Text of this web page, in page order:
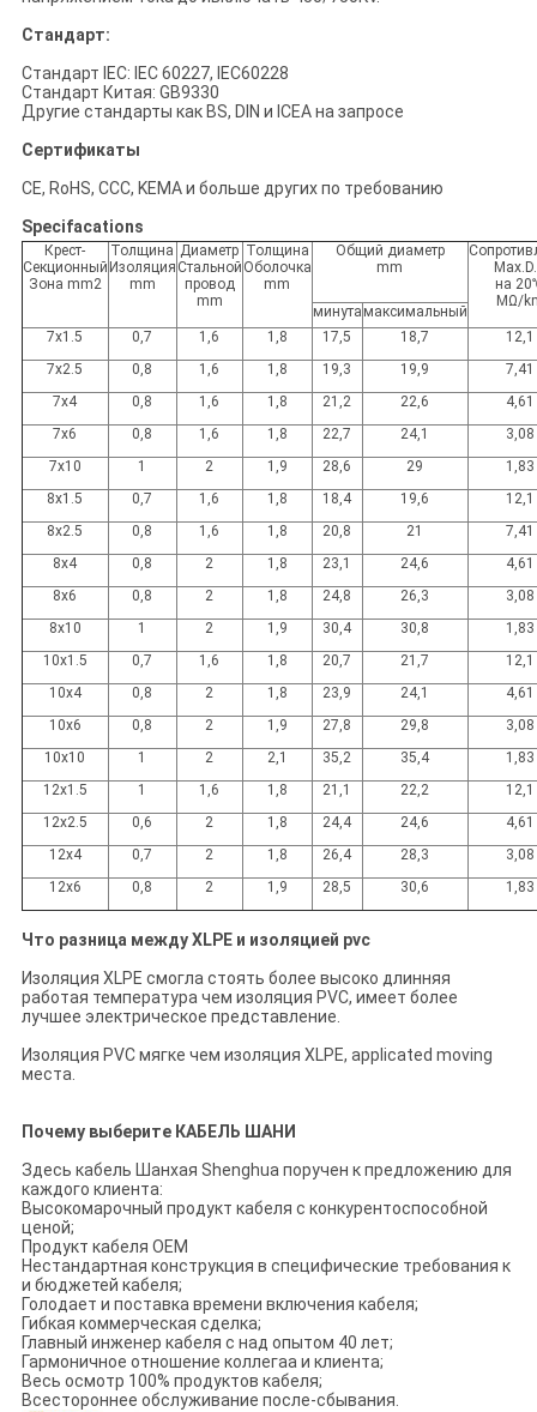
Стандарт:
Стандарт IEC: IEC 60227, IEC60228
Стандарт Китая: GB9330
Другие стандарты как BS, DIN и ICEA на запросе
Сертификаты
CE, RoHS, CCC, KEMA и больше других по требованию
Specifacations
Крест-
Секционный
Зона mm2
Толщина
Изоляция
mm
Диаметр
Стальной
провод
mm
Толщина
Оболочка
mm
Общий диаметр
mm
на
MΩ/
минута максимальный
7x1.5
0,7 1,6 1,8 17,5 18,7
12,1
7x2.5
0,8 1,6 1,8 19,3 19,9
7,41
7x4
0,8 1,6 1,8 21,2 22,6
4,61
7x6
0,8 1,6 1,8 22,7 24,1
3,08
7x10
1 2 1,9 28,6 29
1,83
8x1.5
0,7 1,6 1,8 18,4 19,6
12,1
8x2.5
0,8 1,6 1,8 20,8 21
7,41
8x4
0,8 2 1,8 23,1 24,6
4,61
8x6
0,8 2 1,8 24,8 26,3
3,08
8x10
1 2 1,9 30,4 30,8
1,83
10x1.5
0,7 1,6 1,8 20,7 21,7
12,1
10x4
0,8 2 1,8 23,9 24,1
4,61
10x6
0,8 2 1,9 27,8 29,8
3,08
10x10
1 2 2,1 35,2 35,4
1,83
12x1.5
1 1,6 1,8 21,1 22,2
12,1
12x2.5
0,6 2 1,8 24,4 24,6
4,61
12x4
0,7 2 1,8 26,4 28,3
3,08
12x6
0,8 2 1,9 28,5 30,6 1,83
Что разница между XLPE и изоляцией pvc
Изоляция XLPE смогла стоять более высоко длинняя
работая температура чем изоляция PVC, имеет более
лучшее электрическое представление.
Изоляция PVC мягке чем изоляция XLPE, applicated moving
места.
Почему выберите КАБЕЛЬ ШАНИ
Здесь кабель Шанхая Shenghua поручен к предложению для
каждого клиента:
Высокомарочный продукт кабеля с конкурентоспособной
ценой;
Продукт кабеля OEM
Нестандартная конструкция в специфические требования к
и бюджетей кабеля;
Голодает и поставка времени включения кабеля;
Гибкая коммерческая сделка;
Главный инженер кабеля с над опытом 40 лет;
Гармоничное отношение коллегаа и клиента;
Весь осмотр 100% продуктов кабеля;
Всестороннее обслуживание после-сбывания.